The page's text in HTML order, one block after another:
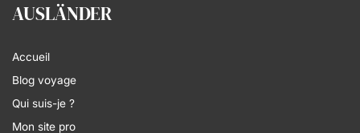
AUSLÄNDER
Accueil
Blog voyage
Qui suis-je ?
Mon site pro